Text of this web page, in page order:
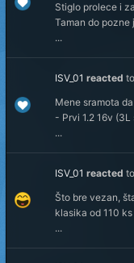
Stiglo prolece i
Taman do pozne
...
ISV_01 reacted to
Mene sramota
- Prvi 1.2 16v
...
ISV_01 reacted to
Što bre vezan,
klasika od 110
...